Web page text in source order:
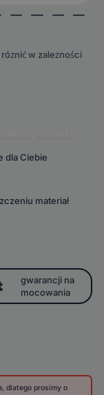
w zależności
dla Ciebie
materiał
, dlatego prosimy o
gwarancji na
mocowania